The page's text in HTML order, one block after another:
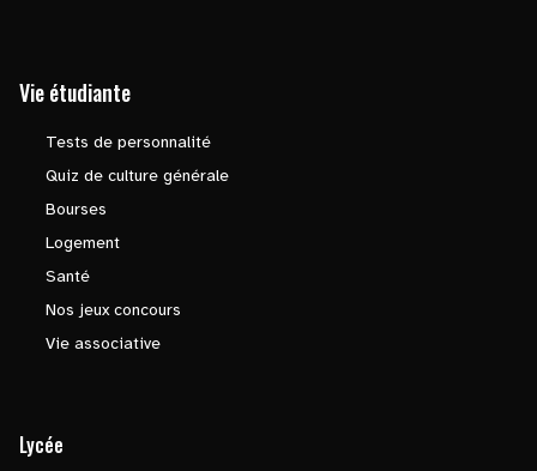
Vie étudiante
Tests de personnalité
Quiz de culture générale
Bourses
Logement
Santé
Nos jeux concours
Vie associative
Lycée